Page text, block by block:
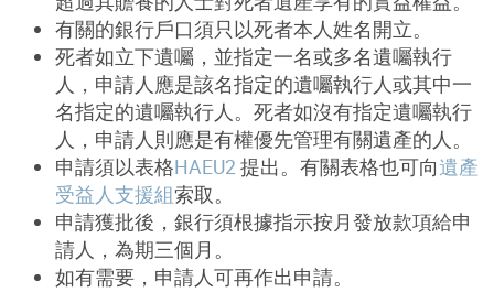
有關的銀行戶口須只以死者本人姓名開立。
死者如立下遺囑，並指定一名或多名遺囑執行
人，申請人應是該名指定的遺囑執行人或其中一
名指定的遺囑執行人。死者如沒有指定遺囑執行
人，申請人則應是有權優先管理有關遺產的人。
申請須以表格HAEU2提出。有關表格也可向遺產
受益人支援組索取。
申請獲批後，銀行須根據指示按月發放款項給申
請人，為期三個月。
如有需要，申請人可再作出申請。